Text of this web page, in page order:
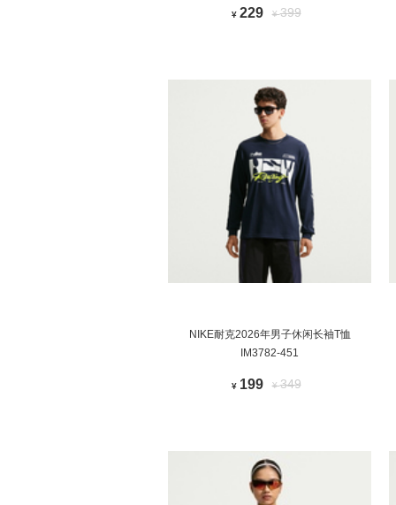
¥ 229 ¥399
NIKE耐克2026年男子休闲长袖T恤
IM3782-451
¥ 199 ¥349